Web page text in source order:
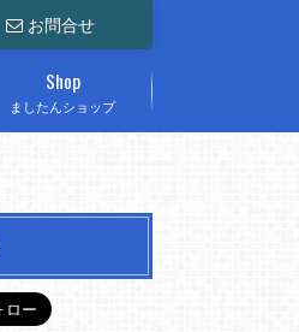
お問合せ
ましたんショップ
Shop